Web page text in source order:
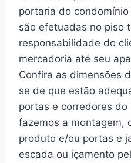
portaria do
são efetuadas no piso
responsabilidade do
mercadoria até seu
Confira as dimensões
se de que estão
portas e corredores
fazemos a montagem,
produto e/ou portas e
escada ou içamento